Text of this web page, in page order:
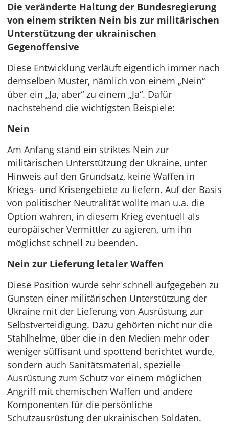
Die veränderte Haltung der Bundesregierung
von einem strikten Nein bis zur militärischen
Unterstützung der ukrainischen
Gegenoffensive
Diese Entwicklung verläuft eigentlich immer nach
demselben Muster, nämlich von einem „Nein“
über ein „Ja, aber“ zu einem „Ja“. Dafür
nachstehend die wichtigsten Beispiele:
Nein
Am Anfang stand ein striktes Nein zur
militärischen Unterstützung der Ukraine, unter
Hinweis auf den Grundsatz, keine Waffen in
Kriegs- und Krisengebiete zu liefern. Auf der Basis
von politischer Neutralität wollte man u.a. die
Option wahren, in diesem Krieg eventuell als
europäischer Vermittler zu agieren, um ihn
möglichst schnell zu beenden.
Nein zur Lieferung letaler Waffen
Diese Position wurde sehr schnell aufgegeben zu
Gunsten einer militärischen Unterstützung der
Ukraine mit der Lieferung von Ausrüstung zur
Selbstverteidigung. Dazu gehörten nicht nur die
Stahlhelme, über die in den Medien mehr oder
weniger süffisant und spottend berichtet wurde,
sondern auch Sanitätsmaterial, spezielle
Ausrüstung zum Schutz vor einem möglichen
Angriff mit chemischen Waffen und andere
Komponenten für die persönliche
Schutzausrüstung der ukrainischen Soldaten.